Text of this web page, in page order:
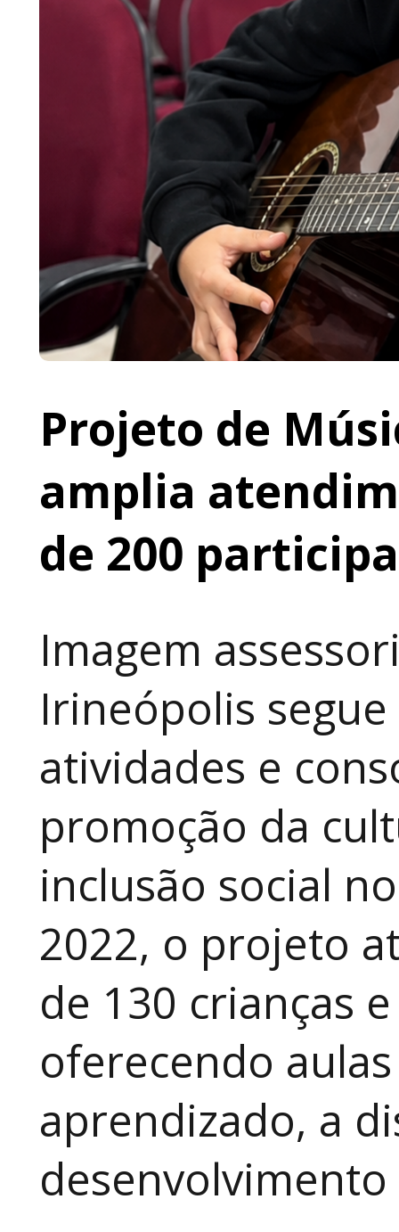
Projeto de
amplia
de 200
Imagem
Irineópolis
atividades e
promoção da
inclusão social
2022, o projeto
de 130 crianças
oferecendo
aprendizado, a